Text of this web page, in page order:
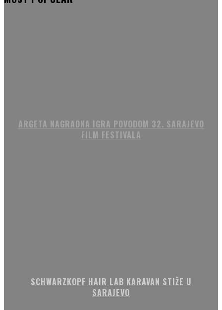
ARGETA NAGRADNA IGRA POVODOM 32. SARAJEVO
FILM FESTIVALA
SCHWARZKOPF HAIR LAB KARAVAN STIŽE U
SARAJEVO